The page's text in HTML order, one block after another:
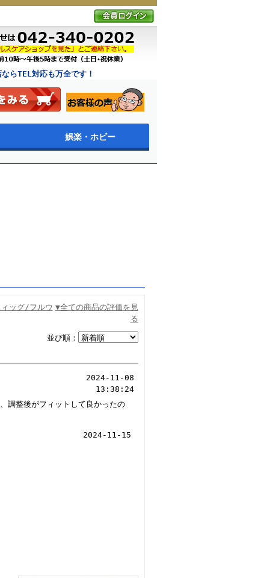
らTEL対応も万全です！
娯楽・ホビー
ッグ/フルウ ▼全ての商品の評価を見
る
並び順：
2024-11-08
13:38:24
調整後がフィットして良かったの
2024-11-15